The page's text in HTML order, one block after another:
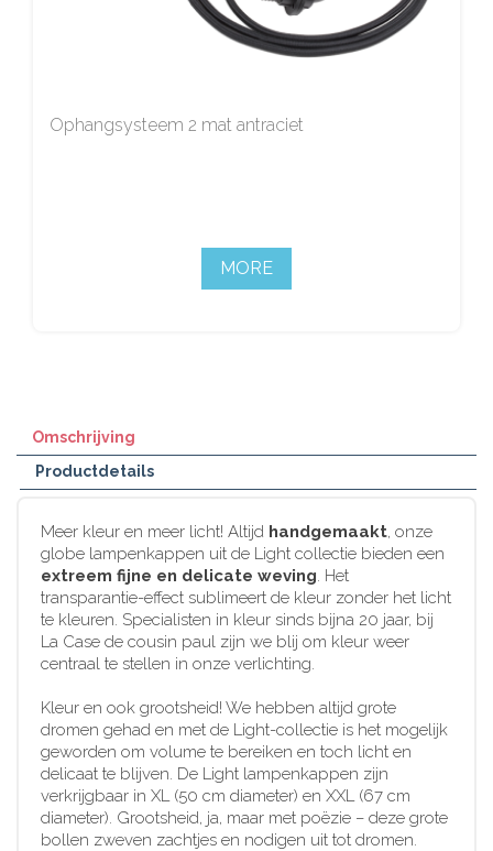
Ophangsysteem 2 mat antraciet
MORE
Omschrijving
Productdetails
Meer kleur en meer licht! Altijd handgemaakt, onze
globe lampenkappen uit de Light collectie bieden een
extreem fijne en delicate weving. Het
transparantie-effect sublimeert de kleur zonder het licht
te kleuren. Specialisten in kleur sinds bijna 20 jaar, bij
La Case de cousin paul zijn we blij om kleur weer
centraal te stellen in onze verlichting.
Kleur en ook grootsheid! We hebben altijd grote
dromen gehad en met de Light-collectie is het mogelijk
geworden om volume te bereiken en toch licht en
delicaat te blijven. De Light lampenkappen zijn
verkrijgbaar in XL (50 cm diameter) en XXL (67 cm
diameter). Grootsheid, ja, maar met poëzie – deze grote
bollen zweven zachtjes en nodigen uit tot dromen.